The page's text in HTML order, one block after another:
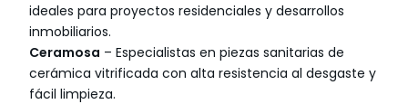
ideales para proyectos residenciales y desarrollos
inmobiliarios.
Ceramosa – Especialistas en piezas sanitarias de
cerámica vitrificada con alta resistencia al desgaste y
fácil limpieza.